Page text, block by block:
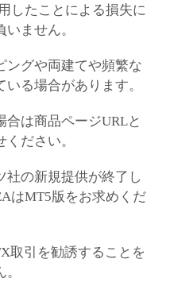
したことによる損失に
ません。
ングや両建てや頻繁な
る場合があります。
合は商品ページURLと
ださい。
社の新規提供が終了し
はMT5版をお求めくだ
取引を勧誘することを